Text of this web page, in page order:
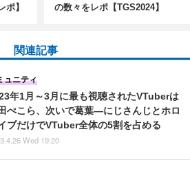
ポ】
の数々をレポ【TGS2024】
関連記事
年1月～3月に最も視聴されたVTuberは
ぺこら、次いで葛葉―にじさんじとホロ
ブだけでVTuber全体の5割を占める
ュニティ
Wed 19:20